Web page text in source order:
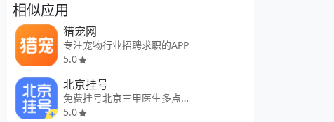
相似应用
猎宠网
专注宠物行业招聘求职的APP
5.0
北京挂号
免费挂号北京三甲医生多点执业
5.0